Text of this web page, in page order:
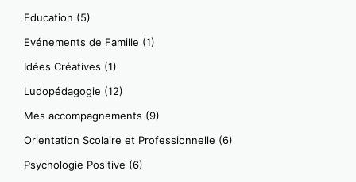
Education (5)
Evénements de Famille (1)
Idées Créatives (1)
Ludopédagogie (12)
Mes accompagnements (9)
Orientation Scolaire et Professionnelle (6)
Psychologie Positive (6)